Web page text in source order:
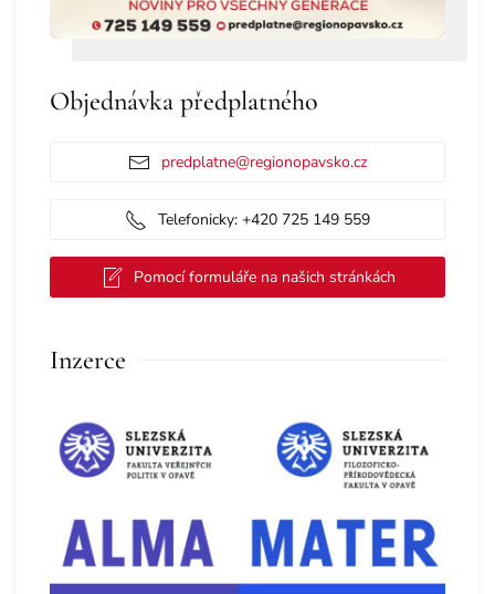
Objednávka předplatného
predplatne@regionopavsko.cz
Telefonicky: +420 725 149 559
Pomocí formuláře na našich stránkách
Inzerce